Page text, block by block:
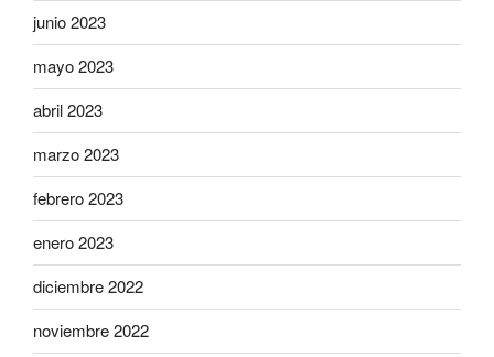
junio 2023
mayo 2023
abril 2023
marzo 2023
febrero 2023
enero 2023
diciembre 2022
noviembre 2022